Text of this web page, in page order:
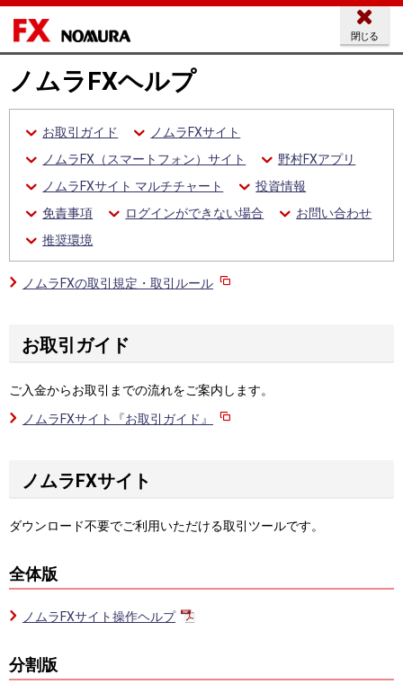
閉じる
ノムラFXヘルプ
お取引ガイド
ノムラFXサイト
ノムラFX（スマートフォン）サイト
野村FXアプリ
ノムラFXサイト マルチチャート
投資情報
免責事項
ログインができない場合
お問い合わせ
推奨環境
ノムラFXの取引規定・取引ルール
お取引ガイド
ご入金からお取引までの流れをご案内します。
ノムラFXサイト『お取引ガイド』
ノムラFXサイト
ダウンロード不要でご利用いただける取引ツールです。
全体版
ノムラFXサイト操作ヘルプ
分割版